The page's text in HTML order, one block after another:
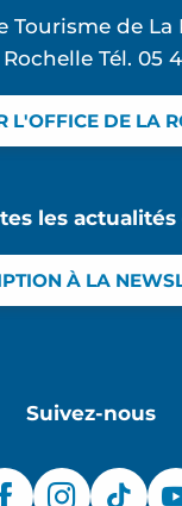
Tourisme de La
Tél. 05
L'OFFICE DE LA
les
À LA
Suivez-nous